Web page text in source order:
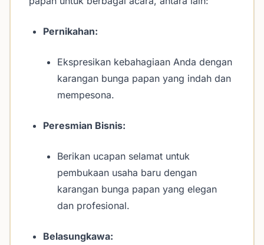
Pernikahan:
Ekspresikan kebahagiaan Anda dengan
karangan bunga papan yang indah dan
mempesona.
Peresmian Bisnis:
Berikan ucapan selamat untuk
pembukaan usaha baru dengan
karangan bunga papan yang elegan
dan profesional.
Belasungkawa: